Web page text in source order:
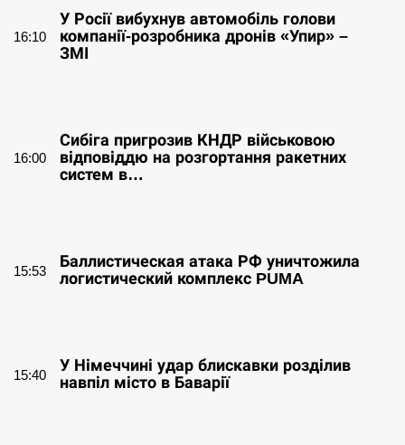
16:10
У Росії вибухнув автомобіль голови
компанії-розробника дронів «Упир» –
ЗМІ
16:00
Сибіга пригрозив КНДР військовою
відповіддю на розгортання ракетних
систем в…
15:53
Баллистическая атака РФ уничтожила
логистический комплекс PUMA
15:40
У Німеччині удар блискавки розділив
навпіл місто в Баварії